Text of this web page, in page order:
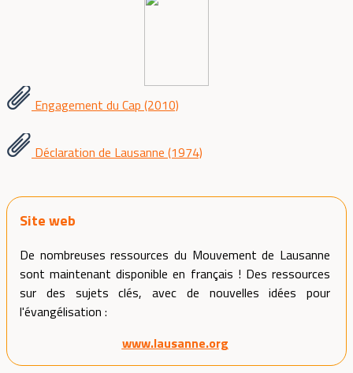
Engagement du Cap (2010)
Déclaration de Lausanne (1974)
Site web
De nombreuses ressources du Mouvement de Lausanne
sont maintenant disponible en français ! Des ressources
sur des sujets clés, avec de nouvelles idées pour
l'évangélisation :
www.lausanne.org